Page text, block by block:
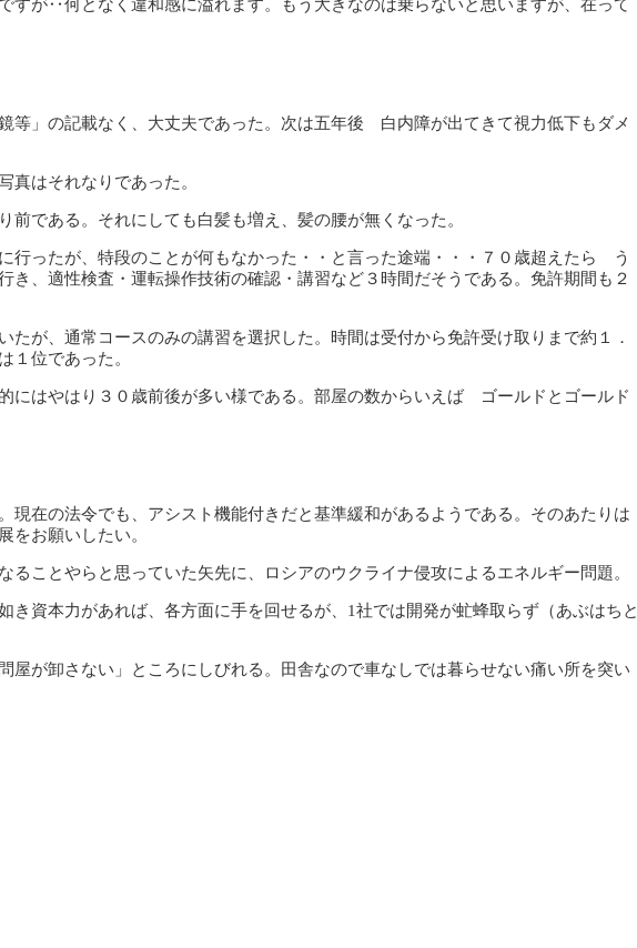
すが‥何となく違和感に溢れます。もう大きなのは乗らないと思いますが、在って
等」の記載なく、大丈夫であった。次は五年後 白内障が出てきて視力低下もダメ
真はそれなりであった。
である。それにしても白髪も増え、髪の腰が無くなった。
ったが、特段のことが何もなかった・・と言った途端・・・７０歳超えたら う
、適性検査・運転操作技術の確認・講習など３時間だそうである。免許期間も２
が、通常コースのみの講習を選択した。時間は受付から免許受け取りまで約１．
１位であった。
にはやはり３０歳前後が多い様である。部屋の数からいえば ゴールドとゴールド
現在の法令でも、アシスト機能付きだと基準緩和があるようである。そのあたりは
お願いしたい。
ことやらと思っていた矢先に、ロシアのウクライナ侵攻によるエネルギー問題。
資本力があれば、各方面に手を回せるが、1社では開発が虻蜂取らず（あぶはちと
屋が卸さない」ところにしびれる。田舎なので車なしでは暮らせない痛い所を突い